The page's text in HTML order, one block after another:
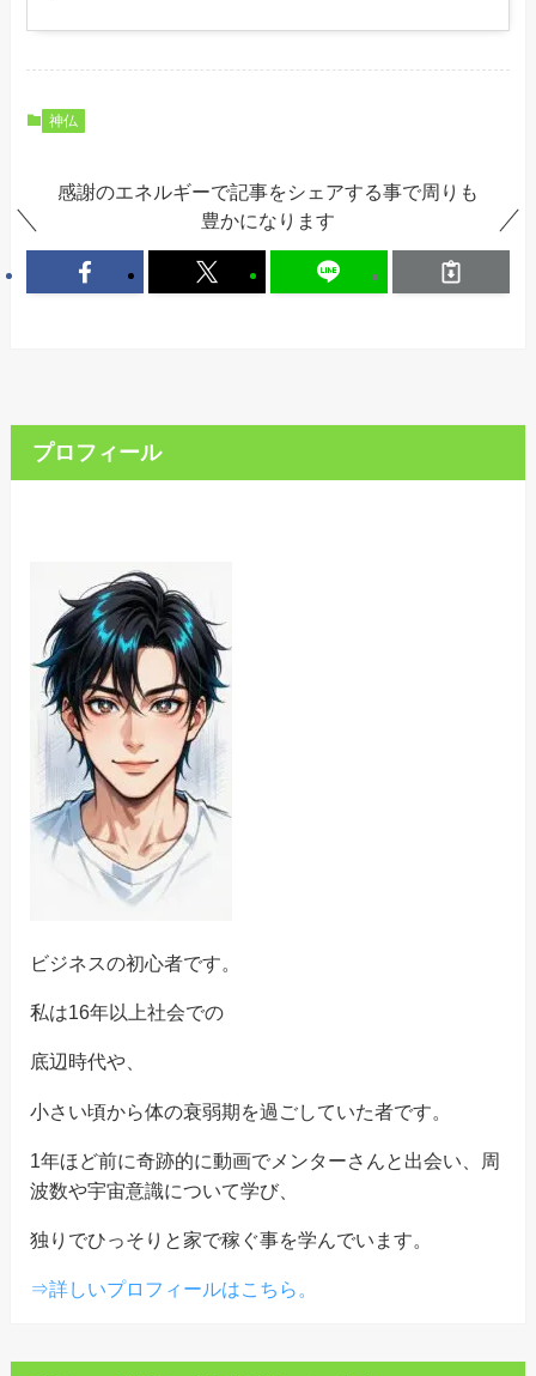
神仏
感謝のエネルギーで記事をシェアする事で周りも
豊かになります
プロフィール
ビジネスの初心者です。
私は16年以上社会での
底辺時代や、
小さい頃から体の衰弱期を過ごしていた者です。
1年ほど前に奇跡的に動画でメンターさんと出会い、周
波数や宇宙意識について学び、
独りでひっそりと家で稼ぐ事を学んでいます。
⇒詳しいプロフィールはこちら。